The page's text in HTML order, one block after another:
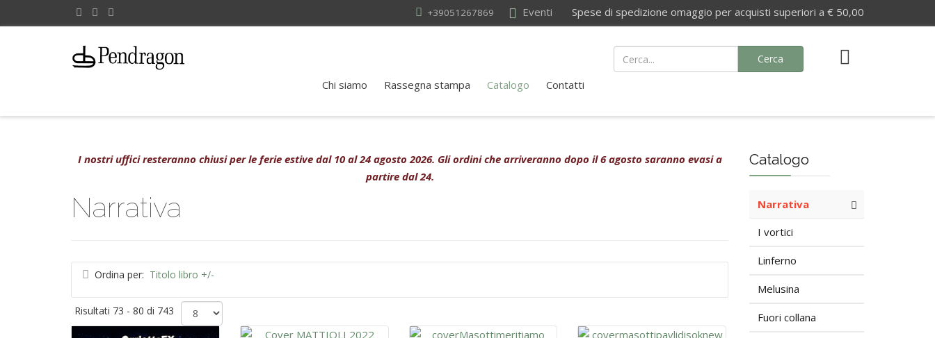
Eventi Spese di spedizione omaggio per acquisti superiori a € 50,00
+39051267869
Chi siamo Rassegna stampa Catalogo Contatti
Cerca
I nostri uffici resteranno chiusi per le ferie estive dal 10 al 24 agosto 2026. Gli ordini che arriveranno dopo il 6 agosto saranno evasi a
partire dal 24.
Narrativa
Ordina per: Titolo libro +/-
Risultati 73 - 80 di 743
Catalogo
Narrativa
I vortici
Linferno
Melusina
Fuori collana